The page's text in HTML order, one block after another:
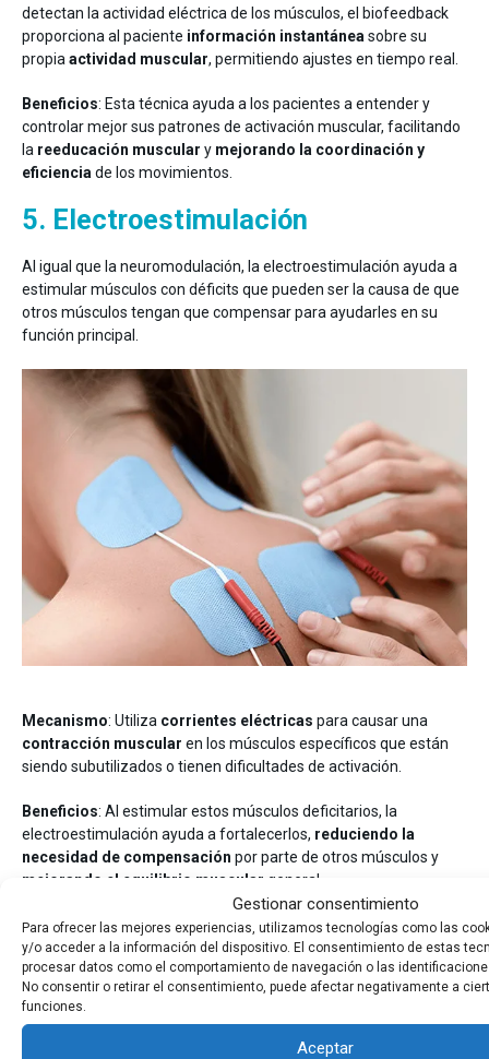
Gestionar consentimiento
Para ofrecer las mejores experiencias, utilizamos tecnologías como las
y/o acceder a la información del dispositivo. El consentimiento de estas
procesar datos como el comportamiento de navegación o las
No consentir o retirar el consentimiento, puede afectar negativamente a
funciones.
Aceptar
detectan la actividad eléctrica de los músculos, el biofeedback
proporciona al paciente información instantáneasobre su
propiaactividad muscular, permitiendo ajustes en tiempo real.
Beneficios: Esta técnica ayuda a los pacientes a entender y
controlar mejor sus patrones de activación muscular, facilitando
la reeducación muscular y mejorando la coordinación y
eficienciade los movimientos.
5. Electroestimulación
Al igual que la neuromodulación, la electroestimulación ayuda a
estimular músculos con déficits que pueden ser la causa de que
otros músculos tengan que compensar para ayudarles en su
función principal.
Mecanismo: Utiliza corrientes eléctricas para causar una
contracción muscular en los músculos específicos que están
siendo subutilizados o tienen dificultades de activación.
Beneficios: Al estimular estos músculos deficitarios, la
electroestimulación ayuda a fortalecerlos, reduciendo la
necesidad de compensación por parte de otros músculos y
mejorando el equilibrio muscular general.
Conclusiones
La integración de técnicas avanzadas de fisioterapia con la
electromiografía de superficierepresenta un avance
significativo en la personalización y efectividad del tratamiento